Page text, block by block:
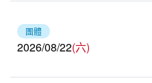
團體
2026/08/22(六)